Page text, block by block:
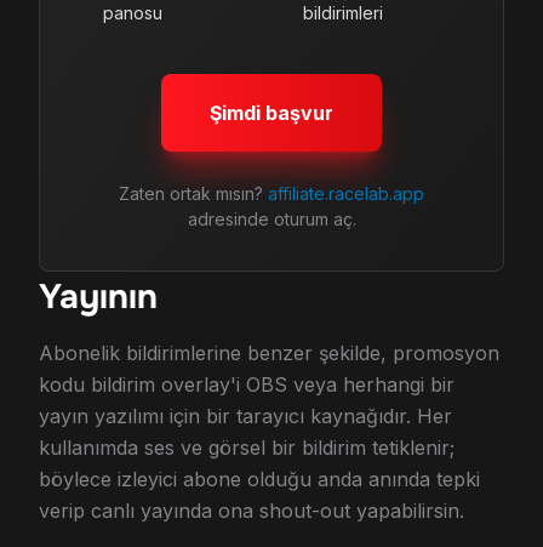
panosu
bildirimleri
Şimdi başvur
Zaten ortak mısın? affiliate.racelab.app
adresinde oturum aç.
Yayının
Abonelik bildirimlerine benzer şekilde, promosyon
kodu bildirim overlay'i OBS veya herhangi bir
yayın yazılımı için bir tarayıcı kaynağıdır. Her
kullanımda ses ve görsel bir bildirim tetiklenir;
böylece izleyici abone olduğu anda anında tepki
verip canlı yayında ona shout-out yapabilirsin.